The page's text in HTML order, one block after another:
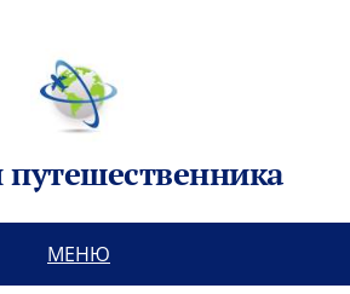
путешественника
МЕНЮ